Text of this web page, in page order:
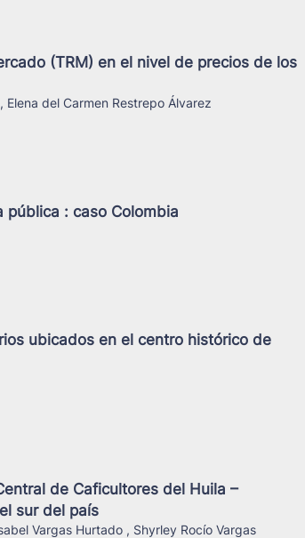
(TRM) en el nivel de precios de los
del Carmen Restrepo Álvarez
pública : caso Colombia
ubicados en el centro histórico de
de Caficultores del Huila –
sur del país
Vargas Hurtado , Shyrley Rocío Vargas